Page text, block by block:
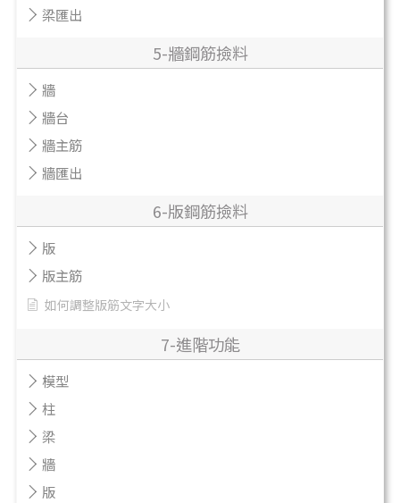
梁匯出
5-牆鋼筋撿料
牆
牆台
牆主筋
牆匯出
6-版鋼筋撿料
版
版主筋
如何調整版筋文字大小
7-進階功能
模型
柱
梁
牆
版